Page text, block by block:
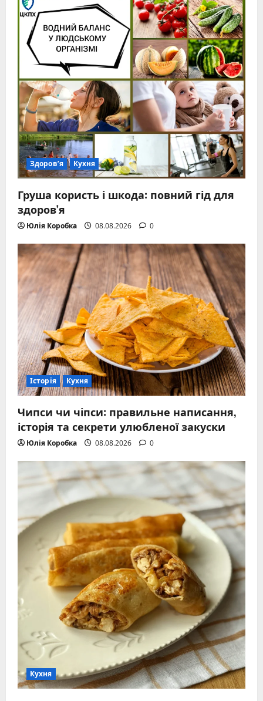
Здоров’я Кухня
Груша користь і шкода: повний гід для
здоров’я
Юлія Коробка 08.08.2026 0
Історія Кухня
Чипси чи чіпси: правильне написання,
історія та секрети улюбленої закуски
Юлія Коробка 08.08.2026 0
Кухня